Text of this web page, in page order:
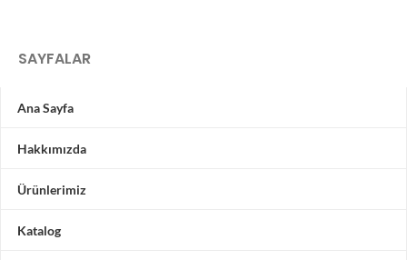
SAYFALAR
Ana Sayfa
Hakkımızda
Ürünlerimiz
Katalog